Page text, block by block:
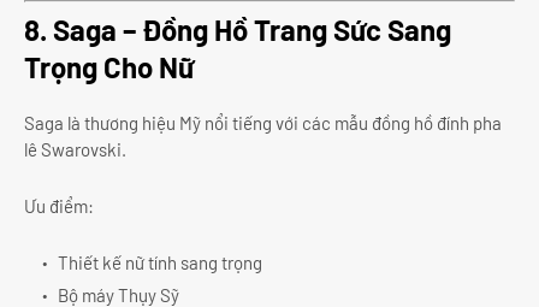
8. Saga – Đồng Hồ Trang Sức Sang
Trọng Cho Nữ
Saga là thương hiệu Mỹ nổi tiếng với các mẫu đồng hồ đính pha
lê Swarovski.
Ưu điểm:
Thiết kế nữ tính sang trọng
Bộ máy Thụy Sỹ